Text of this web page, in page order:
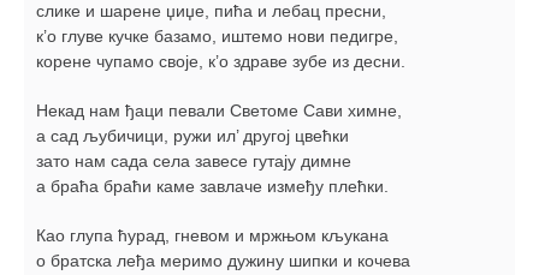
слике и шарене џиџе, пића и лебац пресни,
к’о глуве кучке базамо, иштемо нови педигре,
корене чупамо своје, к’о здраве зубе из десни.
Некад нам ђаци певали Светоме Сави химне,
а сад љубичици, ружи ил’ другој цвећки
зато нам сада села завесе гутају димне
а браћа браћи каме завлаче између плећки.
Као глупа ћурад, гневом и мржњом кљукана
о братска леђа меримо дужину шипки и кочева